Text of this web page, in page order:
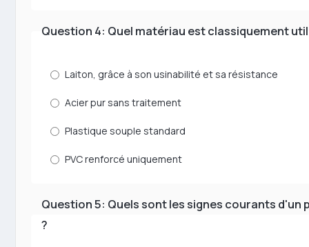
Question 4: Quel matériau est classiquement
Laiton, grâce à son usinabilité et sa résistance
Acier pur sans traitement
Plastique souple standard
PVC renforcé uniquement
Question 5: Quels sont les signes courants d'un
?